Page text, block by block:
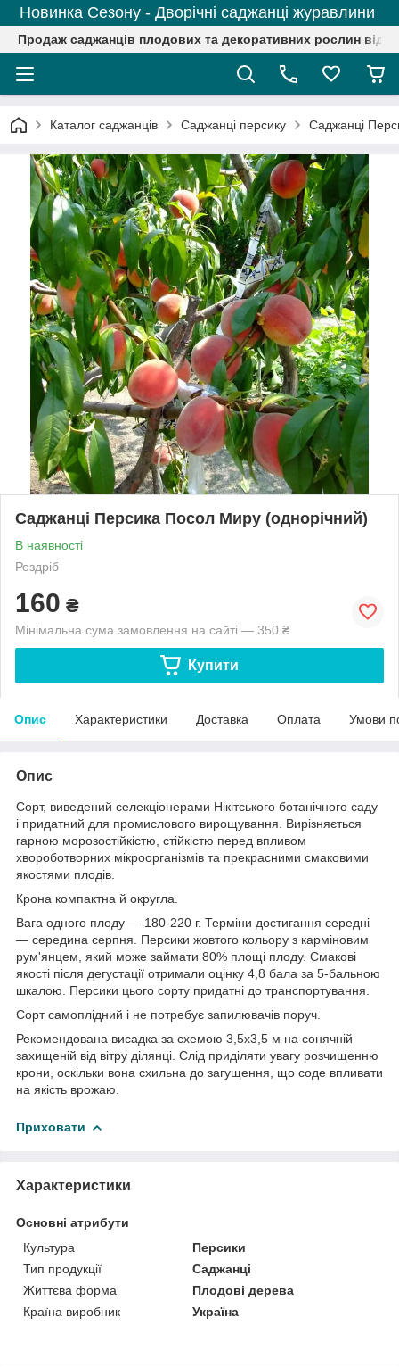
Новинка Сезону - Дворічні саджанці журавлини
Продаж саджанців плодових та декоративних рослин від
Каталог саджанців Саджанці персику Саджанці
Саджанці Персика Посол Миру (однорічний)
В наявності
Роздріб
160 ₴
Мінімальна сума замовлення на сайті — 350 ₴
Купити
Опис Характеристики Доставка Оплата Умови
Опис
Сорт, виведений селекціонерами Нікітського ботанічного саду
і придатний для промислового вирощування. Вирізняється
гарною морозостійкістю, стійкістю перед впливом
хвороботворних мікроорганізмів та прекрасними смаковими
якостями плодів.
Крона компактна й округла.
Вага одного плоду — 180-220 г. Терміни достигання середні
— середина серпня. Персики жовтого кольору з карміновим
рум'янцем, який може займати 80% площі плоду. Смакові
якості після дегустації отримали оцінку 4,8 бала за 5-бальною
шкалою. Персики цього сорту придатні до транспортування.
Сорт самоплідний і не потребує запилювачів поруч.
Рекомендована висадка за схемою 3,5х3,5 м на сонячній
захищеній від вітру ділянці. Слід приділяти увагу розчищенню
крони, оскільки вона схильна до загущення, що соде впливати
на якість врожаю.
Приховати
Характеристики
Основні атрибути
Культура
Персики
Тип продукції
Саджанці
Життєва форма
Плодові дерева
Країна виробник
Україна